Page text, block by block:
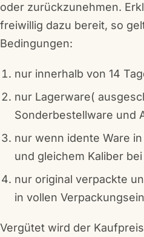
oder zurückzunehmen.
freiwillig dazu bereit, so
Bedingungen:
nur innerhalb von 14
nur Lagerware(
Sonderbestellware und
nur wenn idente Ware
und gleichem Kaliber
nur original verpackte
in vollen
Vergütet wird der